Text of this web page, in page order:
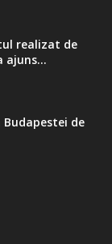
realizat de
ajuns...
Budapestei de